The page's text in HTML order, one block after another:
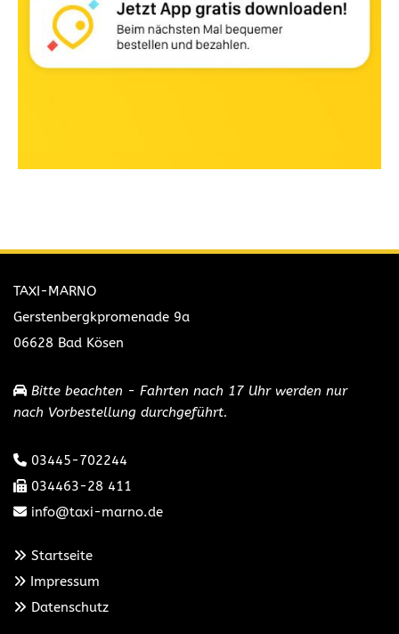
TAXI-MARNO
Gerstenbergkpromenade 9a
06628 Bad Kösen
 Bitte beachten - Fahrten nach 17 Uhr werden nur
nach Vorbestellung durchgeführt.
 03445-702244
 034463-28 411
 info@taxi-marno.de
 Startseite
 Impressum
 Datenschutz